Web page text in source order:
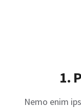
1.
Nemo enim